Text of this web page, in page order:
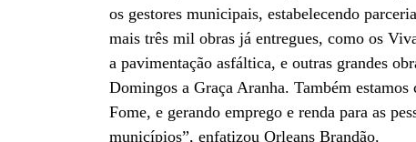
os gestores municipais, estabelecendo
mais três mil obras já entregues, como os
a pavimentação asfáltica, e outras grandes
Domingos a Graça Aranha. Também
Fome, e gerando emprego e renda para as
municípios”, enfatizou Orleans Brandão.